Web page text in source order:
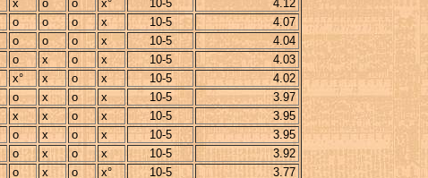
x o o x° 10-5
4.12
o o o x 10-5
4.07
o o o x 10-5
4.04
o x o x 10-5
4.03
x° x o x 10-5
4.02
o x o x 10-5
3.97
x x o x 10-5
3.95
o x o x 10-5
3.95
o x o x 10-5
3.92
o x o x° 10-5
3.77